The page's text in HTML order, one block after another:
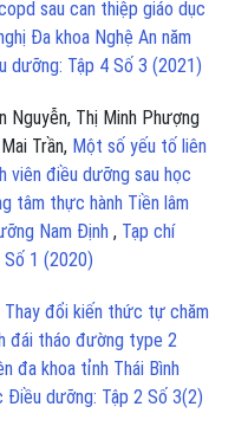
sau can thiệp giáo dục
Đa khoa Nghệ An năm
dưỡng: Tập 4 Số 3 (2021)
Nguyễn, Thị Minh Phượng
Trần, Một số yếu tố liên
viên điều dưỡng sau học
tâm thực hành Tiền lâm
Nam Định , Tạp chí
Số 1 (2020)
Thay đổi kiến thức tự chăm
đái tháo đường type 2
đa khoa tỉnh Thái Bình
Điều dưỡng: Tập 2 Số 3(2)